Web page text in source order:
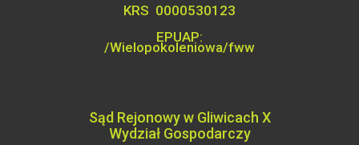
Sąd Rejonowy w Gliwicach X
Wydział Gospodarczy
KRS 0000530123
EPUAP:
/Wielopokoleniowa/fww